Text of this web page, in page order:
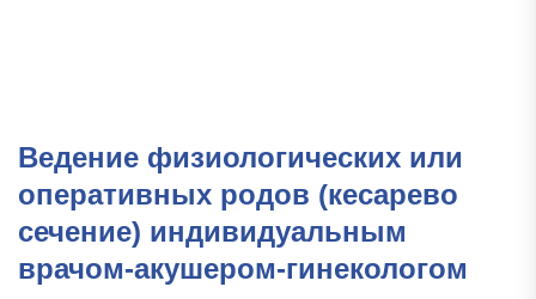
Ведение физиологических или
оперативных родов (кесарево
сечение) индивидуальным
врачом-акушером-гинекологом